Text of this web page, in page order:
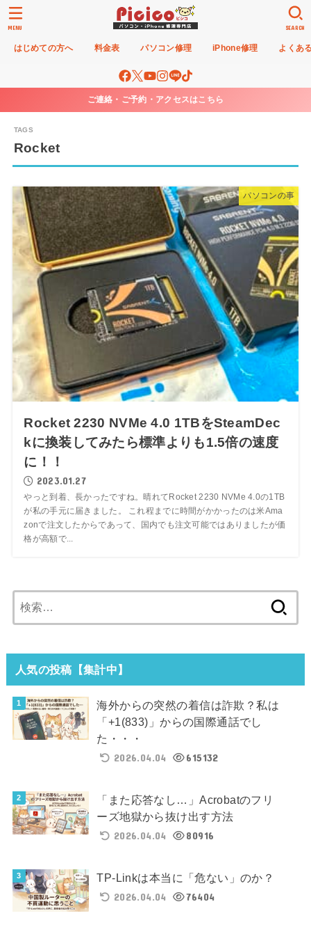
はじめての方へ 料金表 パソコン修理 iPhone修理 よくあ
SEARCH
MENU
ご連絡・ご予約・アクセスはこちら
Rocket
パソコンの事
Rocket 2230 NVMe 4.0 1TBをSteamDec
kに換装してみたら標準よりも1.5倍の速度
に！！
2023.01.27
やっと到着、長かったですね。晴れてRocket 2230 NVMe 4.0の1TB
が私の手元に届きました。 これ程までに時間がかかったのは米Ama
zonで注文したからであって、国内でも注文可能ではありましたが価
格が高額で...
索:
人気の投稿【集計中】
海外からの突然の着信は詐欺？私は
「+1(833)」からの国際通話でし
た・・・
2026.04.04
615132
「また応答なし…」Acrobatのフリ
ーズ地獄から抜け出す方法
2026.04.04
80916
TP-Linkは本当に「危ない」のか？
2026.04.04
76404